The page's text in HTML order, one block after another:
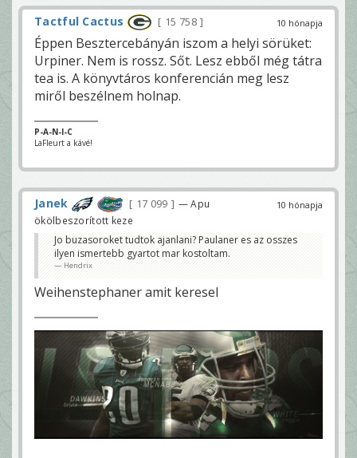
10 hónapja
Tactful Cactus 15 758
Éppen Besztercebányán iszom a helyi sörüket:
Urpiner. Nem is rossz. Sőt. Lesz ebből még tátra
tea is. A könyvtáros konferencián meg lesz
miről beszélnem holnap.
P-A-N-I-C
LaFleurt a kávé!
10 hónapja
Janek 17 099
— Apu
ökölbeszorított keze
Jo buzasoroket tudtok ajanlani? Paulaner es az osszes
ilyen ismertebb gyartot mar kostoltam.
Hendrix
Weihenstephaner amit keresel